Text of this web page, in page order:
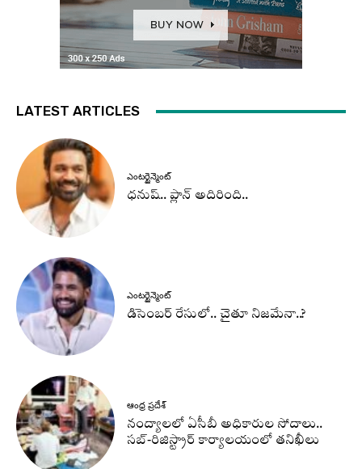
LATEST ARTICLES
ఎంటర్టైన్మెంట్
ధనుష్‌.. ప్లాన్ అదిరింది..
ఎంటర్టైన్మెంట్
డిసెంబర్ రేసులో.. చైతూ నిజమేనా..?
ఆంధ్ర ప్రదేశ్
నంద్యాలలో ఏసీబీ అధికారుల సోదాలు..
సబ్-రిజిస్ట్రార్ కార్యాలయంలో తనిఖీలు